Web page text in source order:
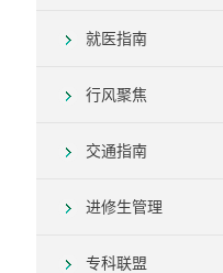
就医指南
行风聚焦
交通指南
进修生管理
专科联盟